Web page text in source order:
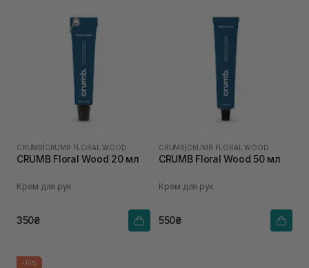
CRUMB CRUMB FLORAL WOOD
CRUMB Floral Wood 20 мл
Крем для рук
350₴
CRUMB CRUMB FLORAL WOOD
CRUMB Floral Wood 50 мл
Крем для рук
550₴
-15%